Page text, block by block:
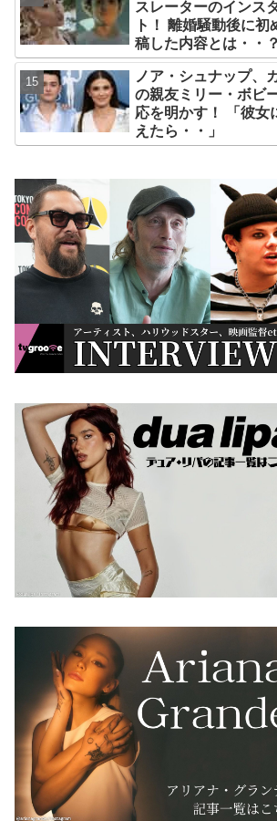
スレーターのインス
ト！ 離婚騒動後に
稿した内容とは・・
ノア・シュナップ、
の親友ミリー・ボビ
応を明かす！ 「彼女
えたら・・」